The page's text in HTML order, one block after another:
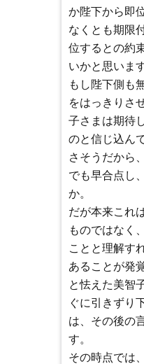
か陛下から即
なくとも期限
位するとの約
いかと思います
もし陛下側も
をはっきりさ
子さまは期待
のと信じ込ん
さそうだから
でも早合点し
か。
だが本来これ
ものではなく
ことと理解す
あることが発
と怯えた美智
ぐに引きずり
は、その後の
す。
その時点では